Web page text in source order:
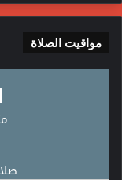
مواقيت الصلاة